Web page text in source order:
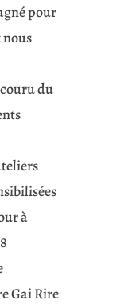
pour
du
à
Gai Rire